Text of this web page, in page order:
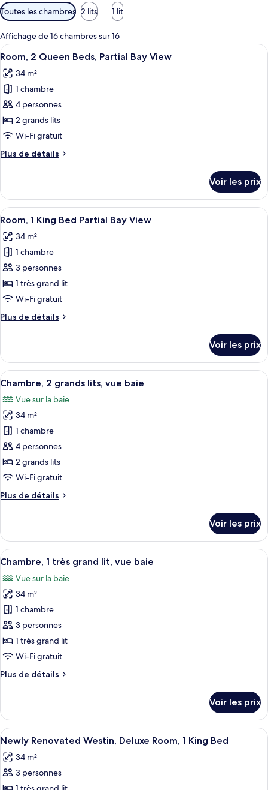
Filtres
disponibles
pour
les
chambres
Toutes les chambres 2 lits 1 lit
Affichage de 16 chambres sur 16
Afficher
toutes
les
photos
pour
ce
type
chambre :
Queen
Beds,
Partial
Bay
View
Literie de qualité supérieure, couette
12
Room, 2 Queen Beds, Partial Bay View
34 m²
1 chambre
4 personnes
2 grands lits
Wi-Fi gratuit
Plus de détails
Plus
le
type
de
Room,
2
Beds,
Partial
Bay
View
Voir les prix
Afficher
toutes
les
photos
pour
ce
type
chambre :
King
Bed
Bay
View
Une chambre d’hôtel avec un lit,
12
Room, 1 King Bed Partial Bay View
34 m²
1 chambre
3 personnes
1 très grand lit
Wi-Fi gratuit
Plus de détails
Plus
le
type
de
Room,
King
Bed
Partial
Bay
View
Voir les prix
Afficher
toutes
les
photos
pour
ce
type
de
chambre :
Chambre,
lits,
vue
baie
Literie de qualité supérieure, couette
13
Chambre, 2 grands lits, vue baie
Vue sur la baie
34 m²
1 chambre
4 personnes
2 grands lits
Wi-Fi gratuit
Plus de détails
Plus
le
type
de
Chambre,
2
grands
lits,
vue
baie
Voir les prix
Afficher
toutes
les
photos
pour
ce
type
de
chambre :
Chambre,
grand
lit,
vue
baie
Une chambre d’hôtel dotée d’un
11
Chambre, 1 très grand lit, vue baie
Vue sur la baie
34 m²
1 chambre
3 personnes
1 très grand lit
Wi-Fi gratuit
Plus de détails
Plus
le
type
de
chambre
Chambre,
Voir les prix
Afficher
toutes
les
photos
Une chambre d’hôtel équipée d’un
6
Newly Renovated Westin, Deluxe Room, 1 King Bed
34 m²
3 personnes